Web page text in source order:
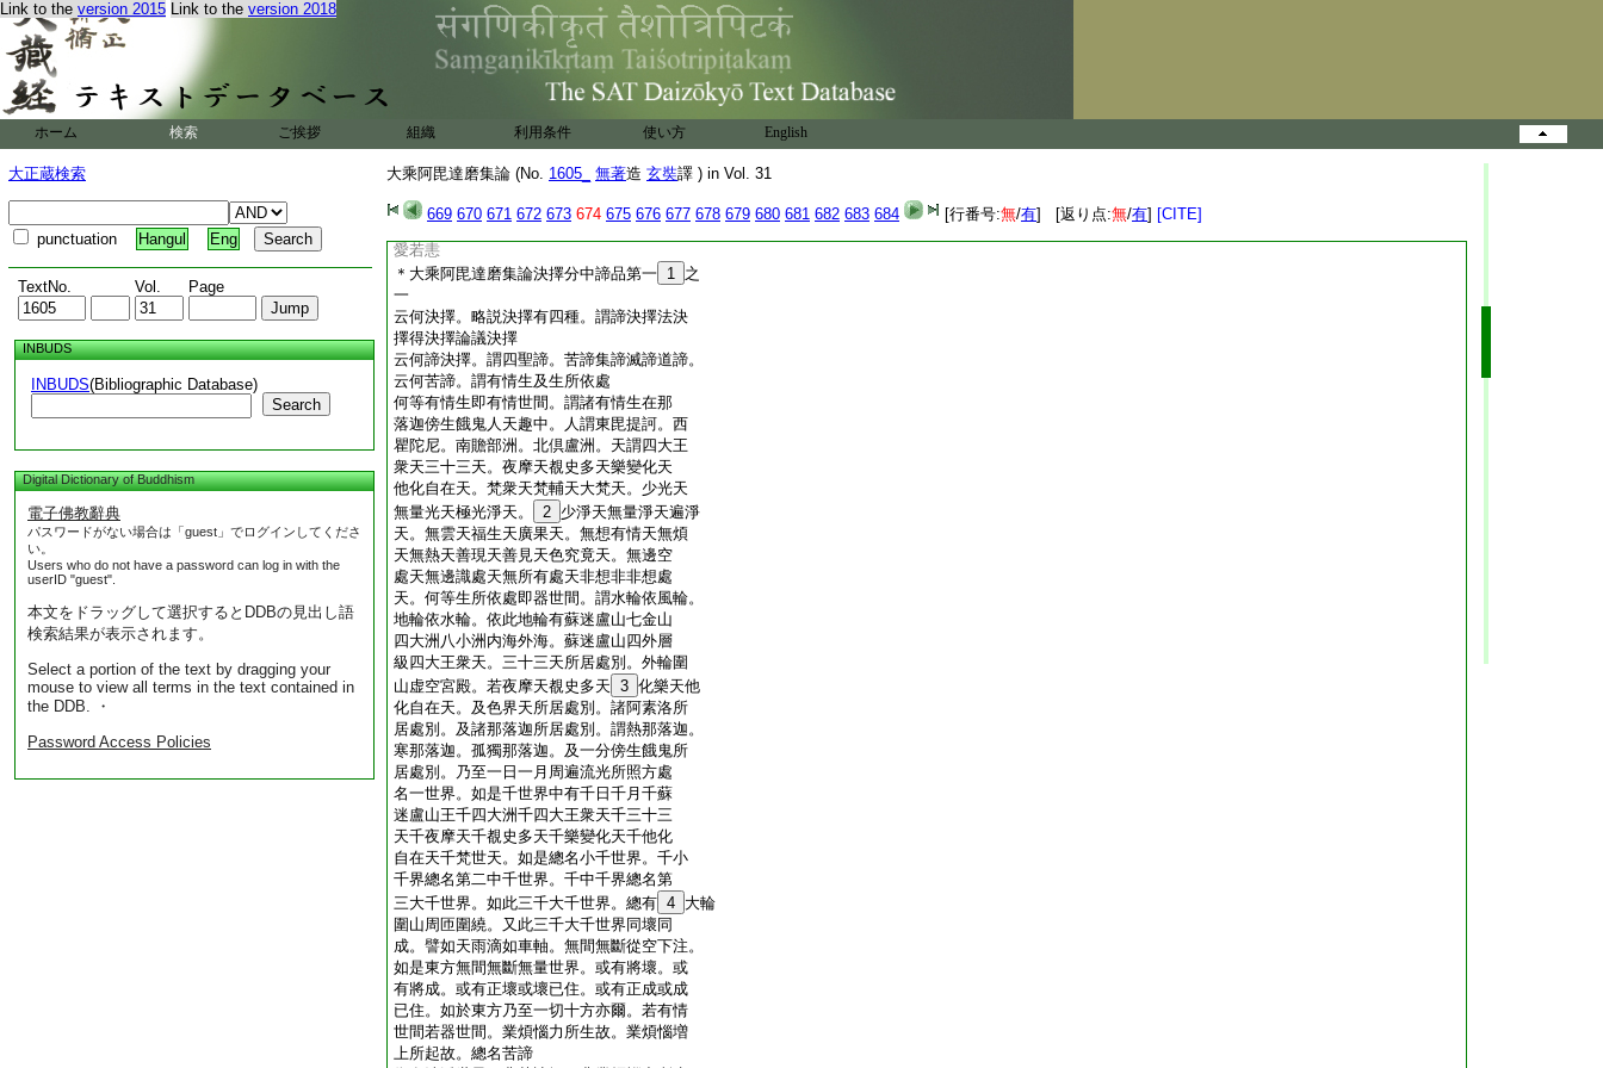
Link to the version 2015 Link to the version 2018
ホーム 検索 ご挨拶 組織 利用条件 使い方 English
大正蔵検索
punctuation Hangul Eng
TextNo. Vol. Page
INBUDS
INBUDS(Bibliographic Database)
Search
Digital Dictionary of Buddhism
電子佛教辭典
パスワードがない場合は「guest」でログインしてくださ
い。
Users who do not have a password can log in with the
userID "guest".
本文をドラッグして選択するとDDBの見出し語
検索結果が表示されます。
Select a portion of the text by dragging your
mouse to view all terms in the text contained in
the DDB. ・
Password Access Policies
大乘阿毘達磨集論 (No. 1605_ 無著造 玄奘譯 ) in Vol. 31
669 670 671 672 673 674 675 676 677 678 679 680 681 682 683 684 [行番号:無/有] [返り点:無/有] [CITE]
何等自在成就。謂諸加行善法。若世出世靜
慮解脱。三摩地三摩鉢底等。功徳及一分無
記法。由自在成就故成就
何等現行成就。謂諸蘊界處法。隨所現前若
善若不善若無記。彼由現行成就故成就。若
已斷善者。所有善法由種子成就故成就。亦
名不成就。若非涅槃法。一闡底迦。究竟成就
雜染諸法。由闕解脱因亦名阿顛底迦。以彼
解脱得因必竟不成就故
於成就善巧得何勝利。能善了知諸法増減。
愛若恚
＊大乘阿毘達磨集論決擇分中諦品第一 1 之
一
云何決擇。略説決擇有四種。謂諦決擇法決
擇得決擇論議決擇
云何諦決擇。謂四聖諦。苦諦集諦滅諦道諦。
云何苦諦。謂有情生及生所依處
何等有情生即有情世間。謂諸有情生在那
落迦傍生餓鬼人天趣中。人謂東毘提訶。西
瞿陀尼。南贍部洲。北倶盧洲。天謂四大王
衆天三十三天。夜摩天覩史多天樂變化天
他化自在天。梵衆天梵輔天大梵天。少光天
無量光天極光淨天。
2 少淨天無量淨天遍淨
天。無雲天福生天廣果天。無想有情天無煩
天無熱天善現天善見天色究竟天。無邊空
處天無邊識處天無所有處天非想非非想處
天。何等生所依處即器世間。謂水輪依風輪。
地輪依水輪。依此地輪有蘇迷盧山七金山
四大洲八小洲内海外海。蘇迷盧山四外層
級四大王衆天。三十三天所居處別。外輪圍
山虚空宮殿。若夜摩天覩史多天 3 化樂天他
化自在天。及色界天所居處別。諸阿素洛所
居處別。及諸那落迦所居處別。謂熱那落迦。
寒那落迦。孤獨那落迦。及一分傍生餓鬼所
居處別。乃至一日一月周遍流光所照方處
名一世界。如是千世界中有千日千月千蘇
迷盧山王千四大洲千四大王衆天千三十三
天千夜摩天千覩史多天千樂變化天千他化
自在天千梵世天。如是總名小千世界。千小
千界總名第二中千世界。千中千界總名第
三大千世界。如此三千大千世界。總有 4 大輪
圍山周匝圍繞。又此三千大千世界同壞同
成。譬如天雨滴如車軸。無間無斷從空下注。
如是東方無間無斷無量世界。或有將壞。或
有將成。或有正壞或壞已住。或有正成或成
已住。如於東方乃至一切十方亦爾。若有情
世間若器世間。業煩惱力所生故。業煩惱増
上所起故。總名苦諦